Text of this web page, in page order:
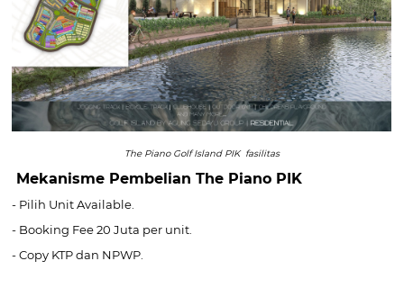
The Piano Golf Island PIK fasilitas
Mekanisme Pembelian The Piano PIK
- Pilih Unit Available.
- Booking Fee 20 Juta per unit.
- Copy KTP dan NPWP.